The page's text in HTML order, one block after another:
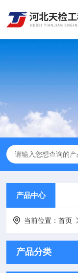
产品中心
当前位置：首页
产品分类